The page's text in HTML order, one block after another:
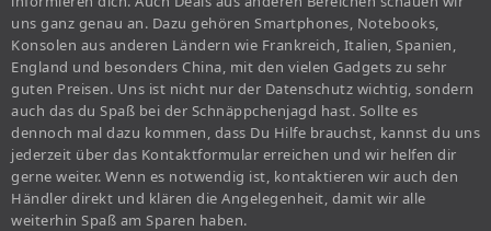
uns ganz genau an. Dazu gehören Smartphones, Notebooks,
Konsolen aus anderen Ländern wie Frankreich, Italien, Spanien,
England und besonders China, mit den vielen Gadgets zu sehr
guten Preisen. Uns ist nicht nur der Datenschutz wichtig, sondern
auch das du Spaß bei der Schnäppchenjagd hast. Sollte es
dennoch mal dazu kommen, dass Du Hilfe brauchst, kannst du uns
jederzeit über das Kontaktformular erreichen und wir helfen dir
gerne weiter. Wenn es notwendig ist, kontaktieren wir auch den
Händler direkt und klären die Angelegenheit, damit wir alle
weiterhin Spaß am Sparen haben.